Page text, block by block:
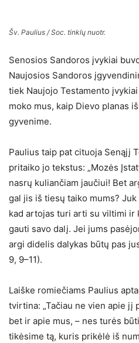
Šv. Paulius / Soc. tinklų nuotr.
Senosios Sandoros įvykiai
Naujosios Sandoros
tiek Naujojo Testamento
moko mus, kaip Dievo planas
gyvenime.
Paulius taip pat cituoja Senąjį
pritaiko jo tekstus: „Mozės
nasrų kuliančiam jaučiui! Bet
gal jis iš tiesų taiko mums?
kad artojas turi arti su viltimi
gauti savo dalį. Jei jums
argi didelis dalykas būtų pas
9, 9–11).
Laiške romiečiams Paulius
tvirtina: „Tačiau ne vien apie jį
bet ir apie mus, – nes turės
tikėsime tą, kuris prikėlė iš